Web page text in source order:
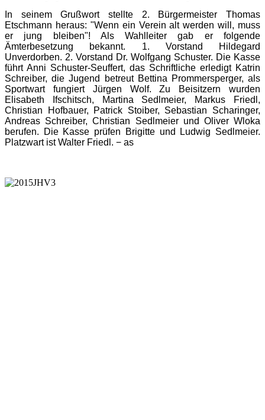
In seinem Grußwort stellte 2. Bürgermeister Thomas
Etschmann heraus: "Wenn ein Verein alt werden will, muss
er jung bleiben"! Als Wahlleiter gab er folgende
Ämterbesetzung bekannt. 1. Vorstand Hildegard
Unverdorben. 2. Vorstand Dr. Wolfgang Schuster. Die Kasse
führt Anni Schuster-Seuffert, das Schriftliche erledigt Katrin
Schreiber, die Jugend betreut Bettina Prommersperger, als
Sportwart fungiert Jürgen Wolf. Zu Beisitzern wurden
Elisabeth Ifschitsch, Martina Sedlmeier, Markus Friedl,
Christian Hofbauer, Patrick Stoiber, Sebastian Scharinger,
Andreas Schreiber, Christian Sedlmeier und Oliver Wloka
berufen. Die Kasse prüfen Brigitte und Ludwig Sedlmeier.
Platzwart ist Walter Friedl. − as